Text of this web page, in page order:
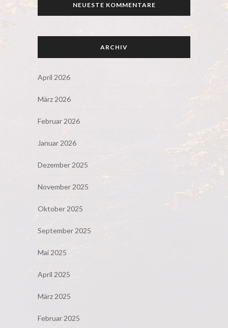
NEUESTE KOMMENTARE
ARCHIV
April 2026
März 2026
Februar 2026
Januar 2026
Dezember 2025
November 2025
Oktober 2025
September 2025
Mai 2025
April 2025
März 2025
Februar 2025